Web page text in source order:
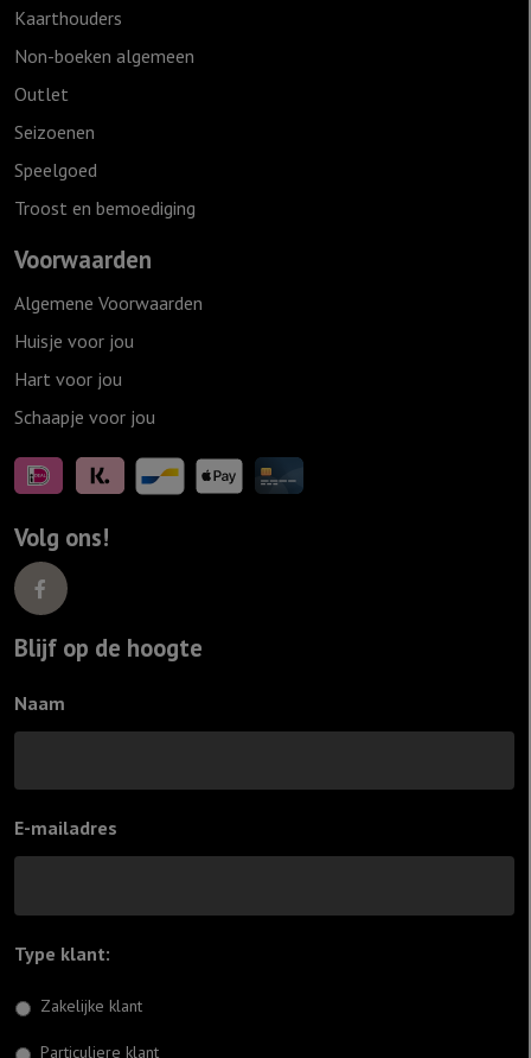
Kaarthouders
Non-boeken algemeen
Outlet
Seizoenen
Speelgoed
Troost en bemoediging
Voorwaarden
Algemene Voorwaarden
Huisje voor jou
Hart voor jou
Schaapje voor jou
Volg ons!
Blijf op de hoogte
Naam
E-mailadres
Type klant:
Zakelijke klant
Particuliere klant